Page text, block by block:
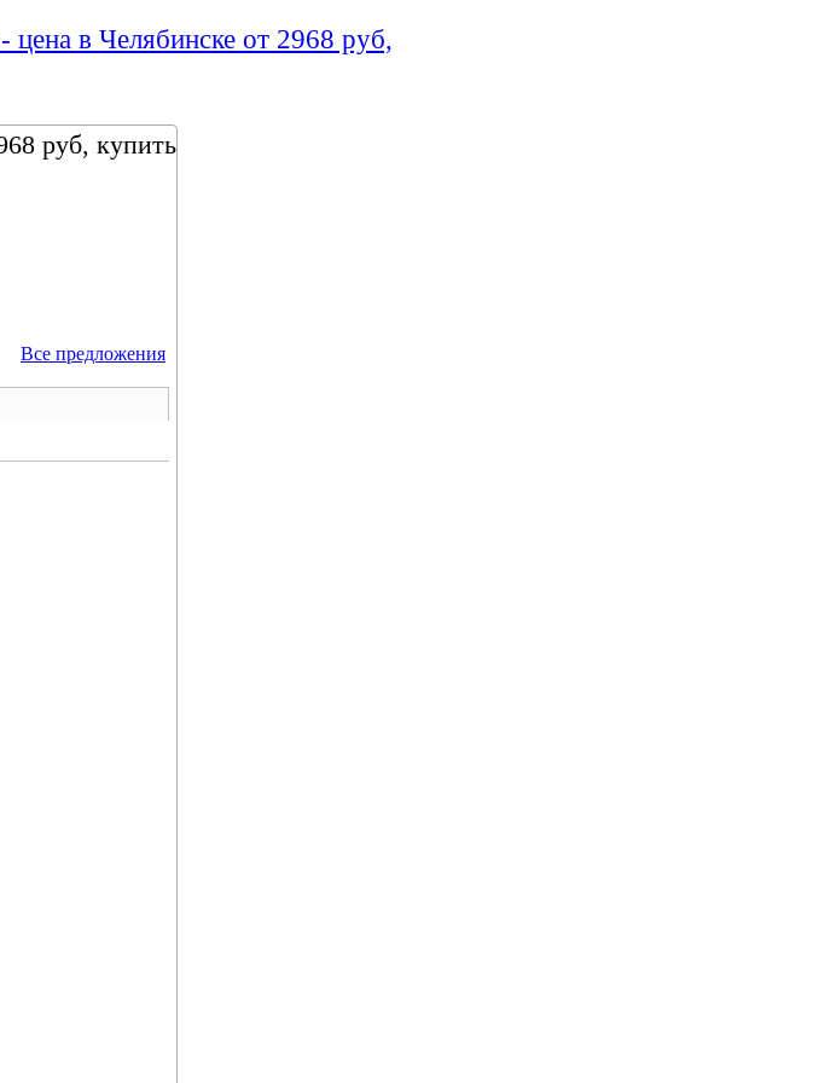
в Челябинске от 2968 руб,
руб, купить
Все предложения